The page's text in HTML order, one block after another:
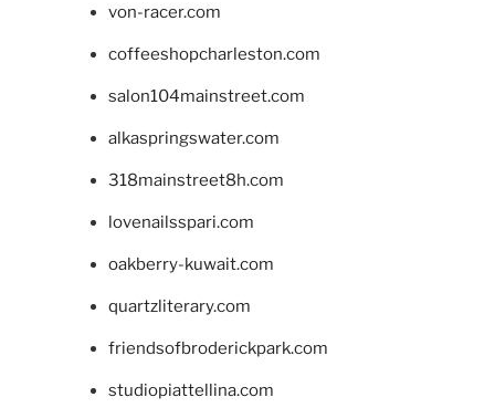
von-racer.com
coffeeshopcharleston.com
salon104mainstreet.com
alkaspringswater.com
318mainstreet8h.com
lovenailsspari.com
oakberry-kuwait.com
quartzliterary.com
friendsofbroderickpark.com
studiopiattellina.com